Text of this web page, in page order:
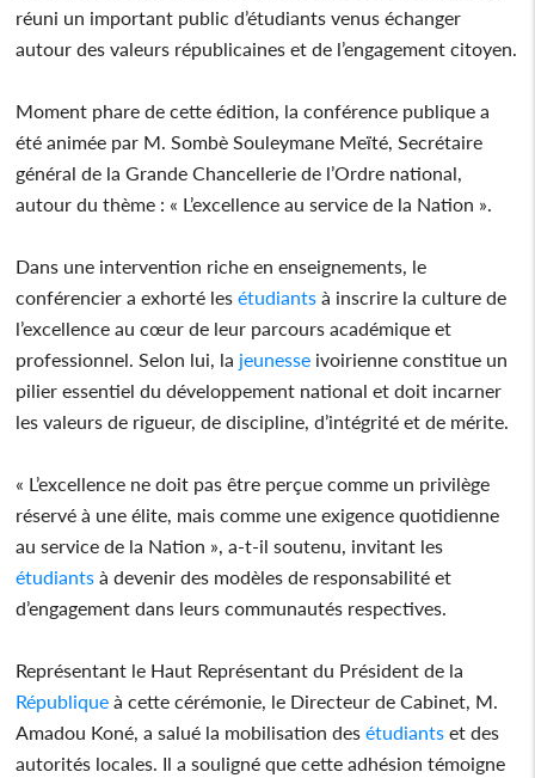
réuni un important public d’étudiants venus échanger
autour des valeurs républicaines et de l’engagement citoyen.
Moment phare de cette édition, la conférence publique a
été animée par M. Sombè Souleymane Meïté, Secrétaire
général de la Grande Chancellerie de l’Ordre national,
autour du thème : « L’excellence au service de la Nation ».
Dans une intervention riche en enseignements, le
conférencier a exhorté les étudiants à inscrire la culture de
l’excellence au cœur de leur parcours académique et
professionnel. Selon lui, la jeunesse ivoirienne constitue un
pilier essentiel du développement national et doit incarner
les valeurs de rigueur, de discipline, d’intégrité et de mérite.
« L’excellence ne doit pas être perçue comme un privilège
réservé à une élite, mais comme une exigence quotidienne
au service de la Nation », a-t-il soutenu, invitant les
étudiants à devenir des modèles de responsabilité et
d’engagement dans leurs communautés respectives.
Représentant le Haut Représentant du Président de la
République à cette cérémonie, le Directeur de Cabinet, M.
Amadou Koné, a salué la mobilisation des étudiants et des
autorités locales. Il a souligné que cette adhésion témoigne